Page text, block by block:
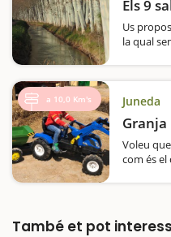
Els 9
Us
la qual
pot fer
des de
a 10,0 Km's Juneda
Granja
Voleu
com és el
També et pot